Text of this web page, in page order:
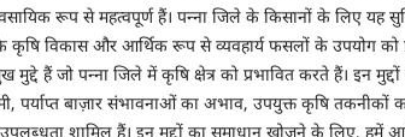
रूप से महत्वपूर्ण हैं। पन्ना जिले के किसानों के लिए यह
विकास और आर्थिक रूप से व्यवहार्य फसलों के उपयोग को
मुद्दे हैं जो पन्ना जिले में कृषि क्षेत्र को प्रभावित करते हैं। इन मुद्दों
पर्याप्त बाज़ार संभावनाओं का अभाव, उपयुक्त कृषि तकनीकों
शामिल हैं। इन मुद्दों का समाधान खोजने के लिए, हमें